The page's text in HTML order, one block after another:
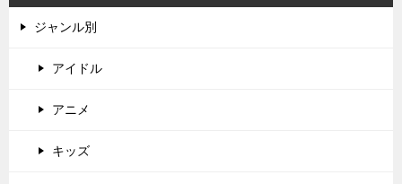
ジャンル別
アイドル
アニメ
キッズ